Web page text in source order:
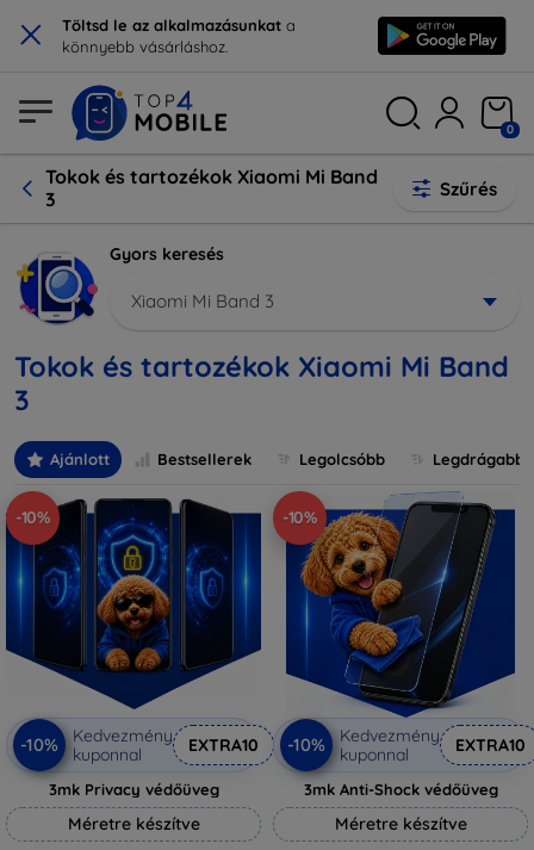
× Töltsd le az alkalmazásunkat a
könnyebb vásárláshoz.
0
Tokok és tartozékok Xiaomi Mi Band
3
Szűrés
Gyors keresés
Xiaomi Mi Band 3
Tokok és tartozékok Xiaomi Mi Band
3
Ajánlott Bestsellerek Legolcsóbb Legdrágabb
-10%
-10%
Kedvezmény
kuponnal
EXTRA10
3mk Privacy védőüveg
Méretre készítve
-10%
-10%
Kedvezmény
kuponnal
EXTRA10
3mk Anti-Shock védőüveg
Méretre készítve